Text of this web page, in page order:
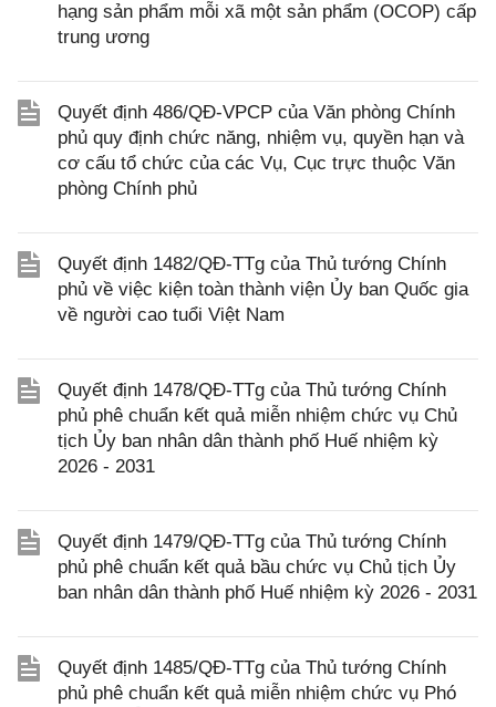
hạng sản phẩm mỗi xã một sản phẩm (OCOP) cấp
trung ương
Quyết định 486/QĐ-VPCP của Văn phòng Chính
phủ quy định chức năng, nhiệm vụ, quyền hạn và
cơ cấu tổ chức của các Vụ, Cục trực thuộc Văn
phòng Chính phủ
Quyết định 1482/QĐ-TTg của Thủ tướng Chính
phủ về việc kiện toàn thành viện Ủy ban Quốc gia
về người cao tuổi Việt Nam
Quyết định 1478/QĐ-TTg của Thủ tướng Chính
phủ phê chuẩn kết quả miễn nhiệm chức vụ Chủ
tịch Ủy ban nhân dân thành phố Huế nhiệm kỳ
2026 - 2031
Quyết định 1479/QĐ-TTg của Thủ tướng Chính
phủ phê chuẩn kết quả bầu chức vụ Chủ tịch Ủy
ban nhân dân thành phố Huế nhiệm kỳ 2026 - 2031
Quyết định 1485/QĐ-TTg của Thủ tướng Chính
phủ phê chuẩn kết quả miễn nhiệm chức vụ Phó